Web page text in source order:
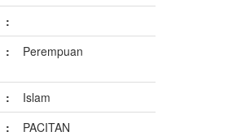
:
: Perempuan
:
Islam
:
PACITAN